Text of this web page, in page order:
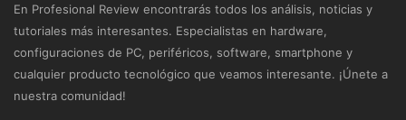
En Profesional Review encontrarás todos los análisis, noticias y
tutoriales más interesantes. Especialistas en hardware,
configuraciones de PC, periféricos, software, smartphone y
cualquier producto tecnológico que veamos interesante. ¡Únete a
nuestra comunidad!